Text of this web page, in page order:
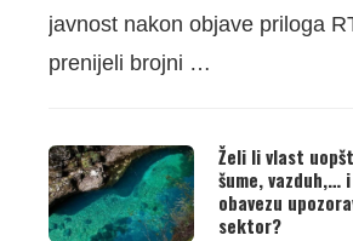
javnost nakon objave priloga
prenijeli brojni …
Želi li vlast
šume, vazduh,…
obavezu
sektor?